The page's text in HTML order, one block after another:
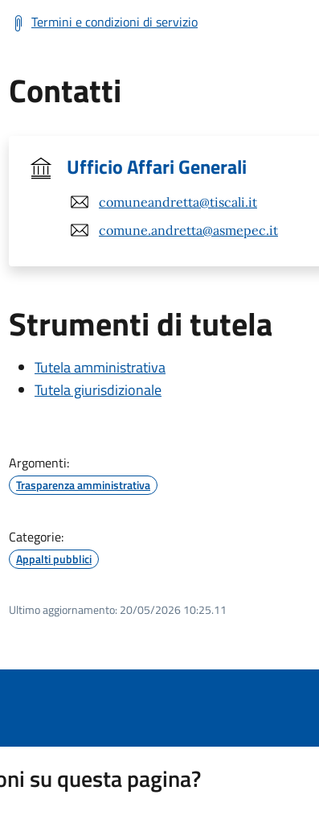
Termini e condizioni di servizio
Contatti
Ufficio Affari Generali
comuneandretta@tiscali.it
comune.andretta@asmepec.it
Strumenti di tutela
Tutela amministrativa
Tutela giurisdizionale
Argomenti:
Trasparenza amministrativa
Categorie:
Appalti pubblici
Ultimo aggiornamento: 20/05/2026 10:25.11
su questa pagina?